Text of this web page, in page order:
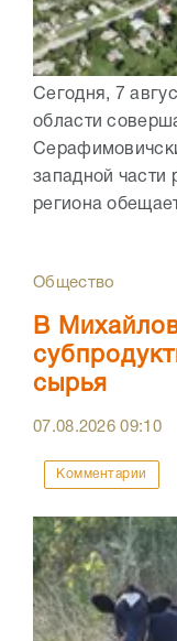
Сегодня, 7
области
западной части
региона
Общество
В
сырья
07.08.202609:10
Комментарии